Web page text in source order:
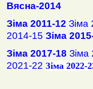
Вясна-2014
Зіма 2011-12 Зіма
2014-15 Зіма
Зіма 2017-18 Зіма
2021-22 Зіма 2022-